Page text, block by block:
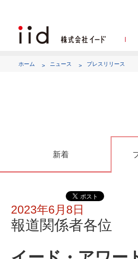
ホーム ニュース プレスリリース
新着
2023年6月8日
報道関係者各位